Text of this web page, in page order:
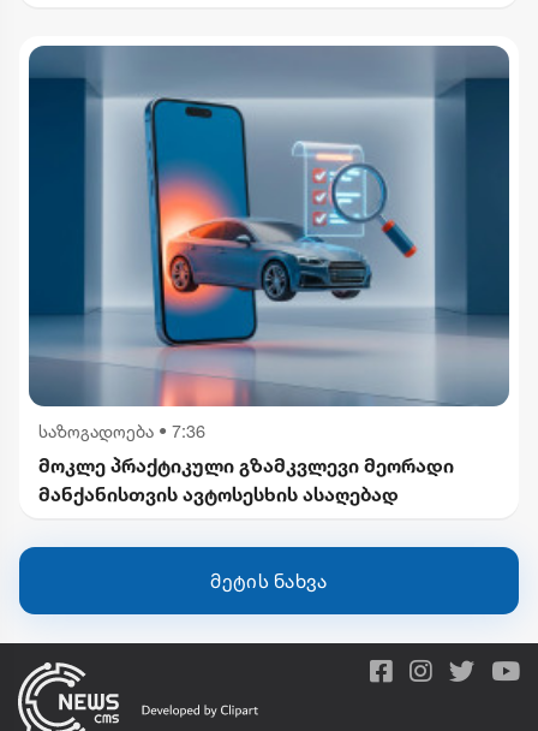
საზოგადოება • 7:36
მოკლე პრაქტიკული გზამკვლევი მეორადი
მანქანისთვის ავტოსესხის ასაღებად
მეტის ნახვა